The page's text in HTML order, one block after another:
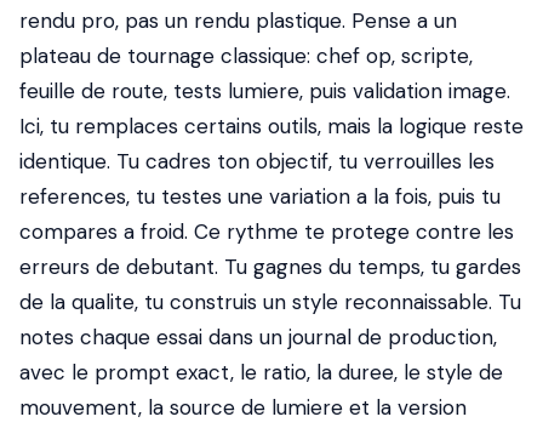
rendu pro, pas un rendu plastique. Pense a un
plateau de tournage classique: chef op, scripte,
feuille de route, tests lumiere, puis validation image.
Ici, tu remplaces certains outils, mais la logique reste
identique. Tu cadres ton objectif, tu verrouilles les
references, tu testes une variation a la fois, puis tu
compares a froid. Ce rythme te protege contre les
erreurs de debutant. Tu gagnes du temps, tu gardes
de la qualite, tu construis un style reconnaissable. Tu
notes chaque essai dans un journal de production,
avec le prompt exact, le ratio, la duree, le style de
mouvement, la source de lumiere et la version